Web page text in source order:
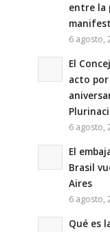
entre la
6 agosto,
El
acto por
6 agosto,
El
Brasil
Aires
6 agosto,
Qué es